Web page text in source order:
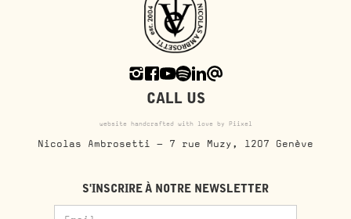
CALL US
website handcrafted with love by Piixel
Nicolas Ambrosetti - 7 rue Muzy, 1207 Genève
S'INSCRIRE À NOTRE NEWSLETTER